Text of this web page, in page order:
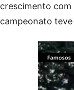
crescimento
campeonato